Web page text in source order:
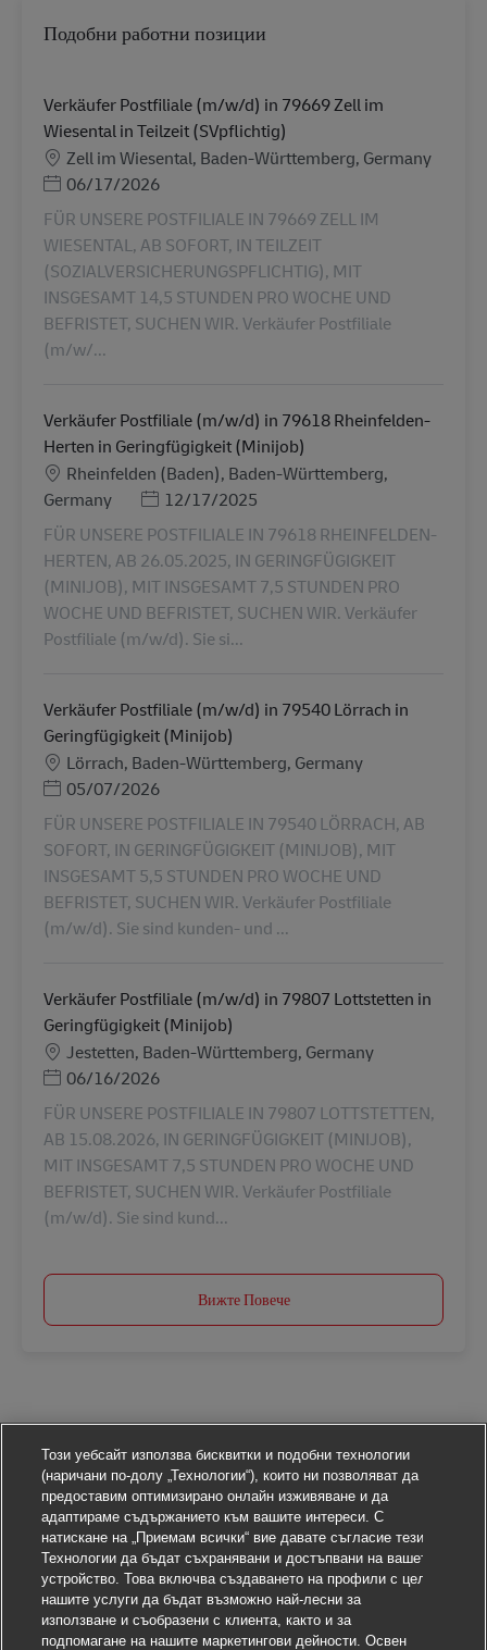
Подобни работни позиции
Verkäufer Postfiliale (m/w/d) in 79669 Zell im
Wiesental in Teilzeit (SVpflichtig)
Местоположение
Zell im Wiesental, Baden-Württemberg, Germany
Posted Date
06/17/2026
FÜR UNSERE POSTFILIALE IN 79669 ZELL IM
WIESENTAL, AB SOFORT, IN TEILZEIT
(SOZIALVERSICHERUNGSPFLICHTIG), MIT
INSGESAMT 14,5 STUNDEN PRO WOCHE UND
BEFRISTET, SUCHEN WIR. Verkäufer Postfiliale
(m/w/...
Verkäufer Postfiliale (m/w/d) in 79618 Rheinfelden-
Herten in Geringfügigkeit (Minijob)
Местоположение
Rheinfelden (Baden), Baden-Württemberg,
Germany
Posted Date
12/17/2025
FÜR UNSERE POSTFILIALE IN 79618 RHEINFELDEN-
HERTEN, AB 26.05.2025, IN GERINGFÜGIGKEIT
(MINIJOB), MIT INSGESAMT 7,5 STUNDEN PRO
WOCHE UND BEFRISTET, SUCHEN WIR. Verkäufer
Postfiliale (m/w/d). Sie si...
Verkäufer Postfiliale (m/w/d) in 79540 Lörrach in
Geringfügigkeit (Minijob)
Местоположение
Lörrach, Baden-Württemberg, Germany
Posted Date
05/07/2026
FÜR UNSERE POSTFILIALE IN 79540 LÖRRACH, AB
SOFORT, IN GERINGFÜGIGKEIT (MINIJOB), MIT
INSGESAMT 5,5 STUNDEN PRO WOCHE UND
BEFRISTET, SUCHEN WIR. Verkäufer Postfiliale
(m/w/d). Sie sind kunden- und ...
Verkäufer Postfiliale (m/w/d) in 79807 Lottstetten in
Geringfügigkeit (Minijob)
Местоположение
Jestetten, Baden-Württemberg, Germany
Posted Date
06/16/2026
FÜR UNSERE POSTFILIALE IN 79807 LOTTSTETTEN,
AB 15.08.2026, IN GERINGFÜGIGKEIT (MINIJOB),
MIT INSGESAMT 7,5 STUNDEN PRO WOCHE UND
BEFRISTET, SUCHEN WIR. Verkäufer Postfiliale
(m/w/d). Sie sind kund...
Вижте Повече
Този уебсайт използва бисквитки и подобни технологии
(наричани по-долу „Технологии“), които ни позволяват да
предоставим оптимизирано онлайн изживяване и да
адаптираме съдържанието към вашите интереси. С
натискане на „Приемам всички“ вие давате съгласие тези
Технологии да бъдат съхранявани и достъпвани на вашето
устройство. Това включва създаването на профили с цел
нашите услуги да бъдат възможно най-лесни за
използване и съобразени с клиента, както и за
подпомагане на нашите маркетингови дейности. Освен